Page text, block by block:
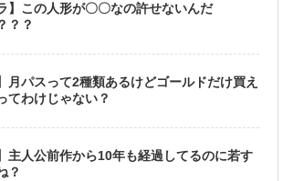
】この人形が〇〇なの許せないんだ
？？
月パスって2種類あるけどゴールドだけ買え
てわけじゃない？
主人公前作から10年も経過してるのに若す
？